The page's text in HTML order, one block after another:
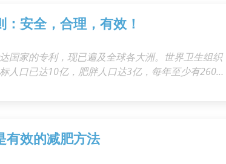
安全，合理，有效！
国家的专利，现已遍及全球各大洲。世界卫生组织
人口已达10亿，肥胖人口达3亿，每年至少有260万
有效的减肥方法